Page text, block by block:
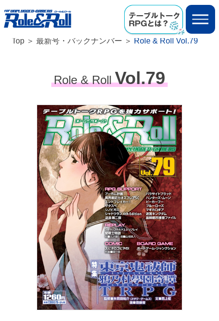
Top 最新号・バックナンバー Role & Roll Vol.79
Role & RollVol.79